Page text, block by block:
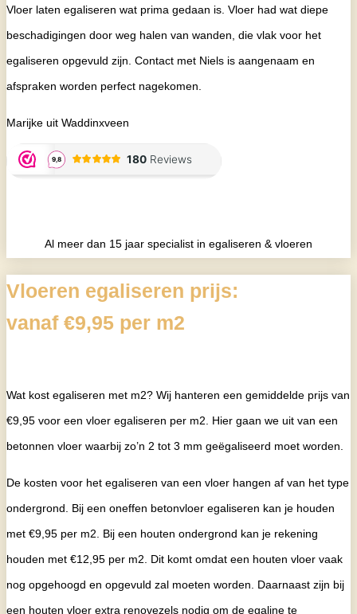
Vloer laten egaliseren wat prima gedaan is. Vloer had wat diepe
beschadigingen door weg halen van wanden, die vlak voor het
egaliseren opgevuld zijn. Contact met Niels is aangenaam en
afspraken worden perfect nagekomen.
Marijke uit Waddinxveen
Al meer dan 15 jaar specialist in egaliseren & vloeren
Vloeren egaliseren prijs:
vanaf €9,95 per m2
Wat kost egaliseren met m2? Wij hanteren een gemiddelde prijs van
€9,95 voor een vloer egaliseren per m2. Hier gaan we uit van een
betonnen vloer waarbij zo’n 2 tot 3 mm geëgaliseerd moet worden.
De kosten voor het egaliseren van een vloer hangen af van het type
ondergrond. Bij een oneffen betonvloer egaliseren kan je houden
met €9,95 per m2. Bij een houten ondergrond kan je rekening
houden met €12,95 per m2. Dit komt omdat een houten vloer vaak
nog opgehoogd en opgevuld zal moeten worden. Daarnaast zijn bij
een houten vloer extra renovezels nodig om de egaline te